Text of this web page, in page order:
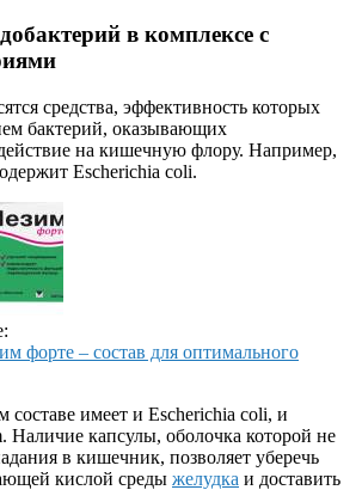
в комплексе с
средства, эффективность которых
бактерий, оказывающих
на кишечную флору. Например,
Escherichia coli.
форте – состав для оптимального
имеет и Escherichia coli, и
Наличие капсулы, оболочка которой не
в кишечник, позволяет уберечь
кислой среды желудка и доставить